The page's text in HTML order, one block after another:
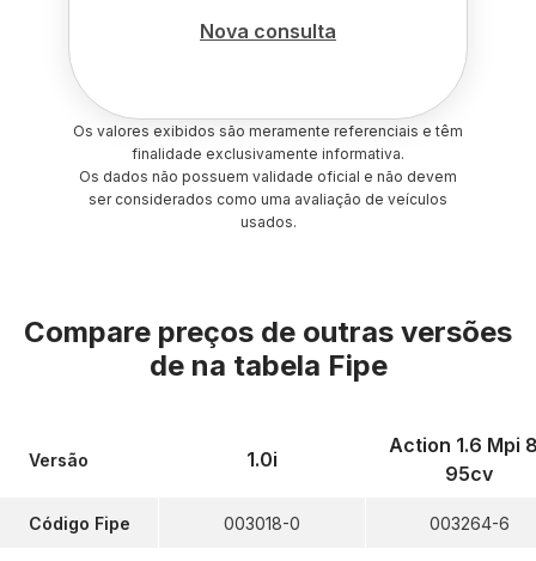
Nova consulta
Os valores exibidos são meramente referenciais e têm
finalidade exclusivamente informativa.
Os dados não possuem validade oficial e não devem
ser considerados como uma avaliação de veículos
usados.
Compare preços de outras versões
de na tabela Fipe
Versão
Código Fipe
1.0i
003018-0
Action 1.6 Mpi
95cv
003264-6